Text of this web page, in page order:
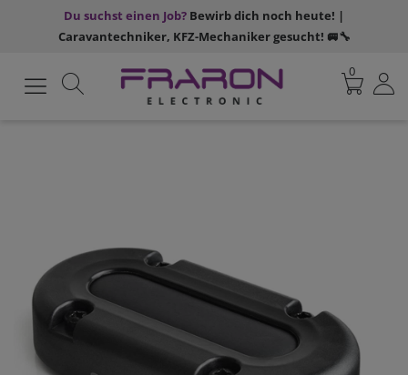
Du suchst einen Job? Bewirb dich noch heute! |
Caravantechniker, KFZ-Mechaniker gesucht! 🚐🔧
0